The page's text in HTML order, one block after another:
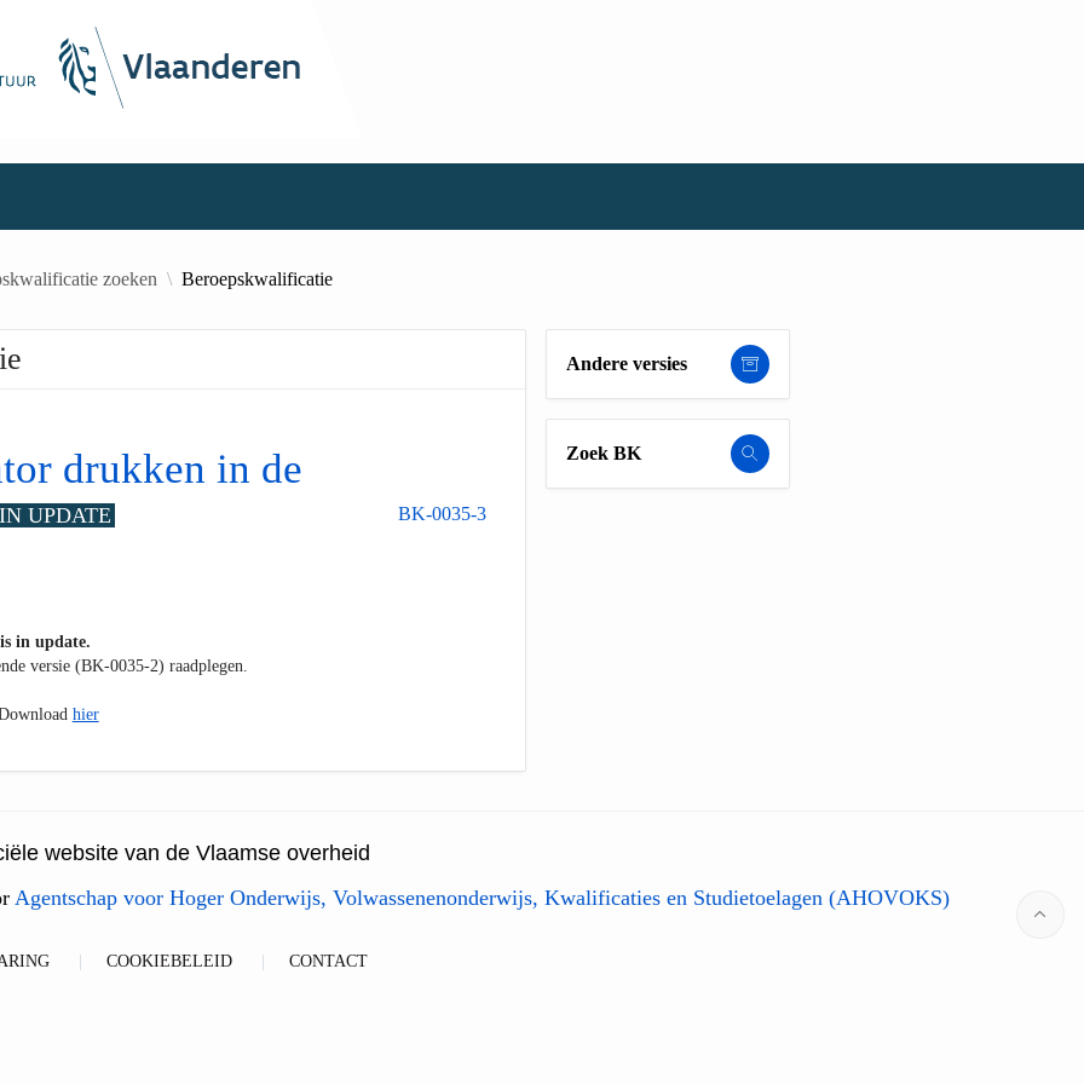
zoeken Beroepskwalificatie
drukken in de
BK-0035-3
IN UPDATE
in update.
versie (BK-0035-2) raadplegen.
hier
Andere versies
Zoek BK
website van de Vlaamse overheid
Agentschap voor Hoger Onderwijs, Volwassenenonderwijs, Kwalificaties en Studietoelagen (AHOVOKS)
COOKIEBELEID CONTACT